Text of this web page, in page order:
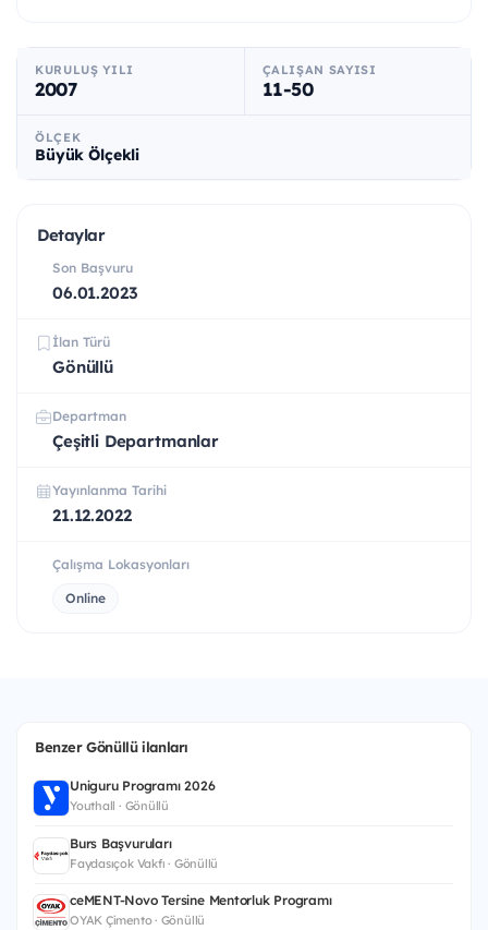
KURULUŞ YILI
2007
ÇALIŞAN SAYISI
11-50
ÖLÇEK
Büyük Ölçekli
Detaylar
Son Başvuru
06.01.2023
İlan Türü
Gönüllü
Departman
Çeşitli Departmanlar
Yayınlanma Tarihi
21.12.2022
Çalışma Lokasyonları
Online
Benzer Gönüllü ilanları
Uniguru Programı 2026
Youthall · Gönüllü
Burs Başvuruları
Faydasıçok Vakfı · Gönüllü
ceMENT-Novo Tersine Mentorluk Programı
OYAK Çimento · Gönüllü